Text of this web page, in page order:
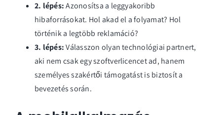
2. lépés:Azonosítsa a leggyakoribb
hibaforrásokat. Hol akad el a folyamat? Hol
történik a legtöbb reklamáció?
3. lépés:Válasszon olyan technológiai partnert,
aki nem csak egy szoftverlicencet ad, hanem
személyes szakértői támogatást is biztosít a
bevezetés során.